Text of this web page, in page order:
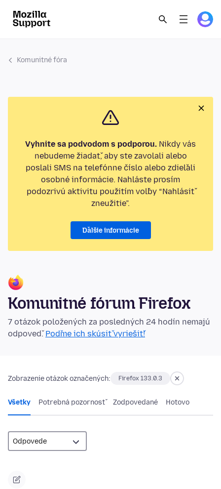
Komunitné fóra
Vyhnite sa podvodom s podporou. Nikdy vás
nebudeme žiadať, aby ste zavolali alebo
poslali SMS na telefónne číslo alebo zdieľali
osobné informácie. Nahláste prosím
podozrivú aktivitu použitím voľby “Nahlásiť
zneužitie”.
Ďalšie informácie
Komunitné fórum Firefox
7 otázok položených za posledných 24 hodín nemajú
odpoveď.Poďme ich skúsiť vyriešiť!
Zobrazenie otázok označených: Firefox 133.0.3
Všetky Potrebná pozornosť Zodpovedané Hotovo